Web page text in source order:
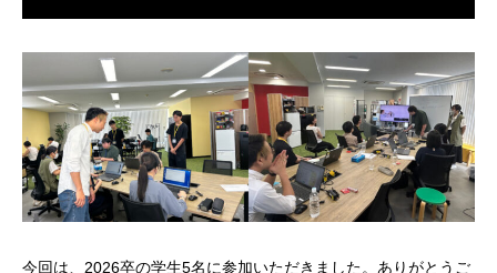
今回は、2026卒の学生5名に参加いただきました。ありがとうご